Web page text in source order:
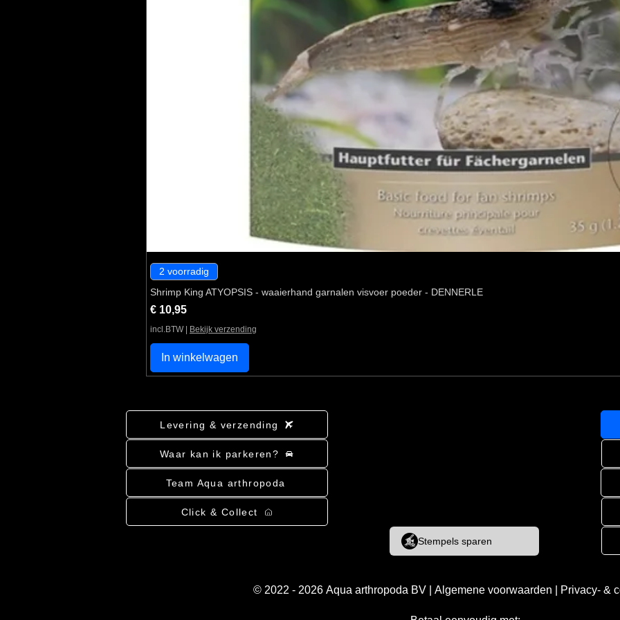
2 voorradig
Shrimp King ATYOPSIS - waaierhand garnalen visvoer poeder - DENNERLE
Prijs
€ 10,95
incl.BTW Bekijk verzending
In winkelwagen
Levering & verzending
Waar kan ik parkeren?
Team Aqua arthropoda
Click & Collect
Stempels sparen
© 2022 - 2026 Aqua arthropoda BV Algemene voorwaarden Privacy- &